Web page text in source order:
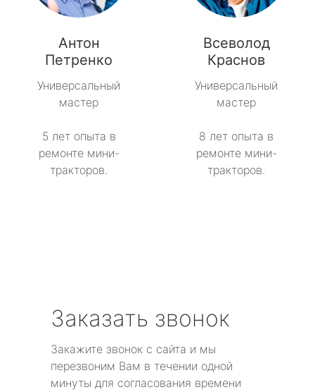
Антон
Петренко
Универсальный
мастер
5 лет опыта в
ремонте мини-
тракторов.
Всеволод
Краснов
Универсальный
мастер
8 лет опыта в
ремонте мини-
тракторов.
Заказать звонок
Закажите звонок с сайта и мы
перезвоним Вам в течении одной
минуты для согласования времени